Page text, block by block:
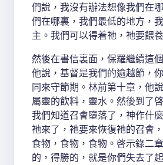
們說，我沒有辦法想像我們在
們在哪裏，我們最低的地方，
主。我們可以得着祂，祂要餵
然後在書信裏面，保羅繼續這
他說，基督是我們的逾越節，
同來守節期。林前第十章，他
屬靈的飲料，靈水。然後到了
我們知道召會墮落了，神作什
祂來了，祂要來恢復祂的召會
食物，食物，食物。啓示錄二
的，得勝的，就是你們失去了